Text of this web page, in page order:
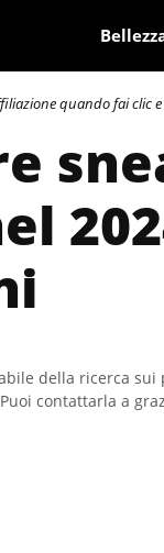
quando fai clic
della ricerca
contattarla a